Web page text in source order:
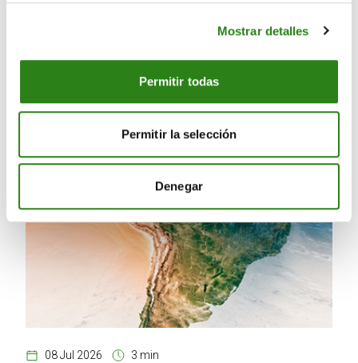
Mostrar detalles
Permitir todas
Permitir la selección
Denegar
08 Jul 2026 4 min
08 Jul 2026 3 min